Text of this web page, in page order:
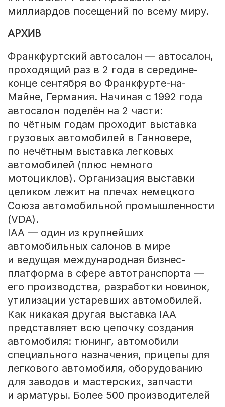
миллиардов посещений по всему миру.
АРХИВ
Франкфуртский автосалон — автосалон,
проходящий раз в 2 года в середине-
конце сентября во Франкфурте-на-
Майне, Германия. Начиная с 1992 года
автосалон поделён на 2 части:
по чётным годам проходит выставка
грузовых автомобилей в Ганновере,
по нечётным выставка легковых
автомобилей (плюс немного
мотоциклов). Организация выставки
целиком лежит на плечах немецкого
Союза автомобильной промышленности
(VDA).
IAA — один из крупнейших
автомобильных салонов в мире
и ведущая международная бизнес-
платформа в сфере автотранспорта —
его производства, разработки новинок,
утилизации устаревших автомобилей.
Как никакая другая выставка IAA
представляет всю цепочку создания
автомобиля: тюнинг, автомобили
специального назначения, прицепы для
легкового автомобиля, оборудованию
для заводов и мастерских, запчасти
и арматуры. Более 500 производителей